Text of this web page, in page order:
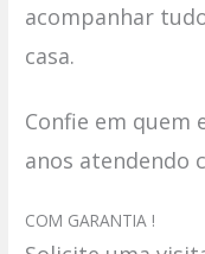
acompanhar
casa.
Confie em quem
anos atendendo
COM GARANTIA !